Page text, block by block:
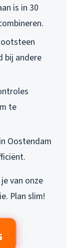
is in 30
bij andere
te
Oostendam
van onze
Plan slim!